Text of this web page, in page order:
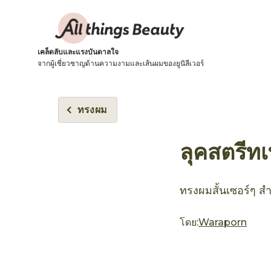
เคล็ดลับและแรงบันดาลใจ
จากผู้เชี่ยวชาญด้านความงามและเส้นผมของยูนิลีเวอร์
ทรงผม
ลุคสตรีท
ทรงผมสั้นเซอร์ๆ
โดย:Waraporn